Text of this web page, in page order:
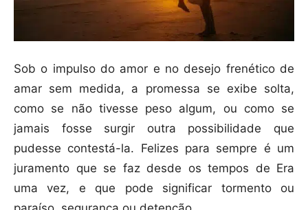
Sob o impulso do amor e no desejo frenético de
amar sem medida, a promessa se exibe solta,
como se não tivesse peso algum, ou como se
jamais fosse surgir outra possibilidade que
pudesse contestá-la. Felizes para sempre é um
juramento que se faz desde os tempos de Era
uma vez, e que pode significar tormento ou